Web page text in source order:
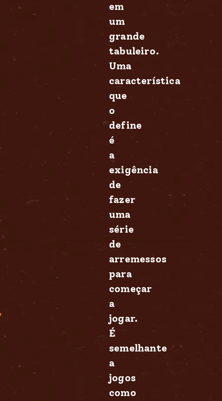
em
um
grande
tabuleiro.
Uma
característica
que
o
define
é
a
exigência
de
fazer
uma
série
de
arremessos
para
começar
a
jogar.
É
semelhante
a
jogos
como